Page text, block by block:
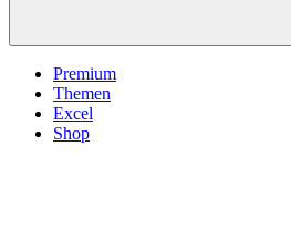
Premium
Themen
Excel
Shop